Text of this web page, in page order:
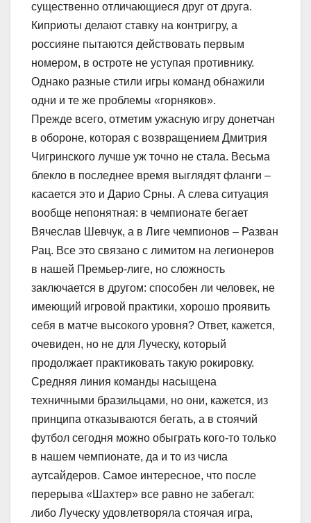
существенно отличающиеся друг от друга.
Киприоты делают ставку на контригру, а
россияне пытаются действовать первым
номером, в остроте не уступая противнику.
Однако разные стили игры команд обнажили
одни и те же проблемы «горняков».
Прежде всего, отметим ужасную игру донетчан
в обороне, которая с возвращением Дмитрия
Чигринского лучше уж точно не стала. Весьма
блекло в последнее время выглядят фланги –
касается это и Дарио Срны. А слева ситуация
вообще непонятная: в чемпионате бегает
Вячеслав Шевчук, а в Лиге чемпионов – Разван
Рац. Все это связано с лимитом на легионеров
в нашей Премьер-лиге, но сложность
заключается в другом: способен ли человек, не
имеющий игровой практики, хорошо проявить
себя в матче высокого уровня? Ответ, кажется,
очевиден, но не для Луческу, который
продолжает практиковать такую рокировку.
Средняя линия команды насыщена
техничными бразильцами, но они, кажется, из
принципа отказываются бегать, а в стоячий
футбол сегодня можно обыграть кого-то только
в нашем чемпионате, да и то из числа
аутсайдеров. Самое интересное, что после
перерыва «Шахтер» все равно не забегал:
либо Луческу удовлетворяла стоячая игра,